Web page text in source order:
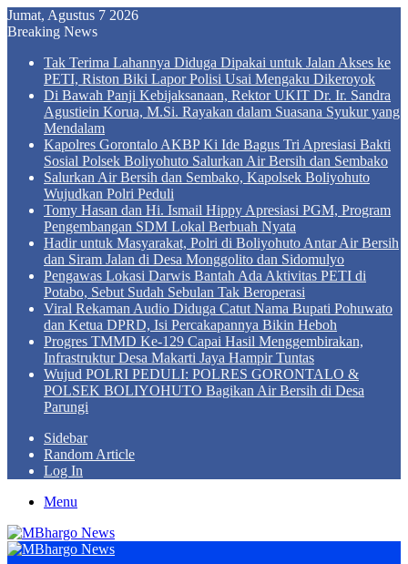
Jumat, Agustus 7 2026
Breaking News
Tak Terima Lahannya Diduga Dipakai untuk Jalan Akses ke
PETI, Riston Biki Lapor Polisi Usai Mengaku Dikeroyok
Di Bawah Panji Kebijaksanaan, Rektor UKIT Dr. Ir. Sandra
Agustiein Korua, M.Si. Rayakan dalam Suasana Syukur yang
Mendalam
Kapolres Gorontalo AKBP Ki Ide Bagus Tri Apresiasi Bakti
Sosial Polsek Boliyohuto Salurkan Air Bersih dan Sembako
Salurkan Air Bersih dan Sembako, Kapolsek Boliyohuto
Wujudkan Polri Peduli
Tomy Hasan dan Hi. Ismail Hippy Apresiasi PGM, Program
Pengembangan SDM Lokal Berbuah Nyata
Hadir untuk Masyarakat, Polri di Boliyohuto Antar Air Bersih
dan Siram Jalan di Desa Monggolito dan Sidomulyo
Pengawas Lokasi Darwis Bantah Ada Aktivitas PETI di
Potabo, Sebut Sudah Sebulan Tak Beroperasi
Viral Rekaman Audio Diduga Catut Nama Bupati Pohuwato
dan Ketua DPRD, Isi Percakapannya Bikin Heboh
Progres TMMD Ke-129 Capai Hasil Menggembirakan,
Infrastruktur Desa Makarti Jaya Hampir Tuntas
Wujud POLRI PEDULI: POLRES GORONTALO &
POLSEK BOLIYOHUTO Bagikan Air Bersih di Desa
Parungi
Sidebar
Random Article
Log In
Menu